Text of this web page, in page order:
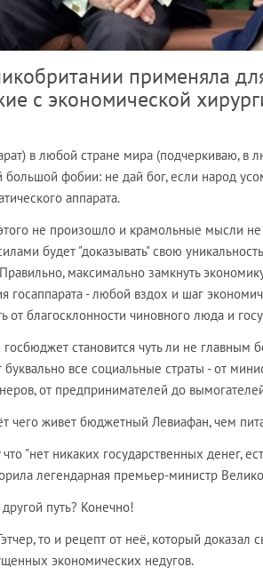
применяла
с экономической
в любой стране мира (подчеркиваю, в
фобии: не дай бог, если народ
аппарата.
не произошло и крамольные мысли
будет "доказывать" свою
максимально замкнуть
госаппарата - любой вздох и шаг
от благосклонности чиновного люда и
госбюджет становится чуть ли не главным
буквально все социальные страты - от
от предпринимателей до
чего живет бюджетный Левиафан, чем
что "нет никаких государственных
легендарная премьер-министр
другой путь? Конечно!
то и рецепт от неё, который
экономических недугов.